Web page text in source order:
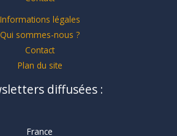
Informations légales
Qui sommes-nous ?
Contact
Plan du site
diffusées :
France